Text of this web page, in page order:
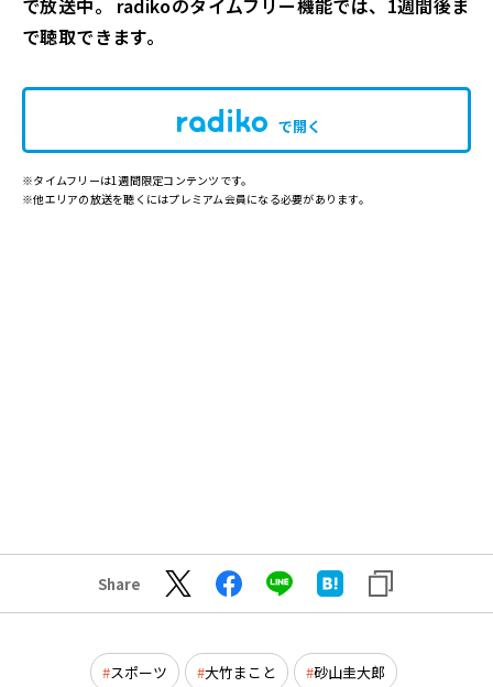
で放送中。 radikoのタイムフリー機能では、1週間後ま
で聴取できます。
で開く
※タイムフリーは1週間限定コンテンツです。
※他エリアの放送を聴くにはプレミアム会員になる必要があります。
Share
スポーツ 大竹まこと 砂山圭大郎